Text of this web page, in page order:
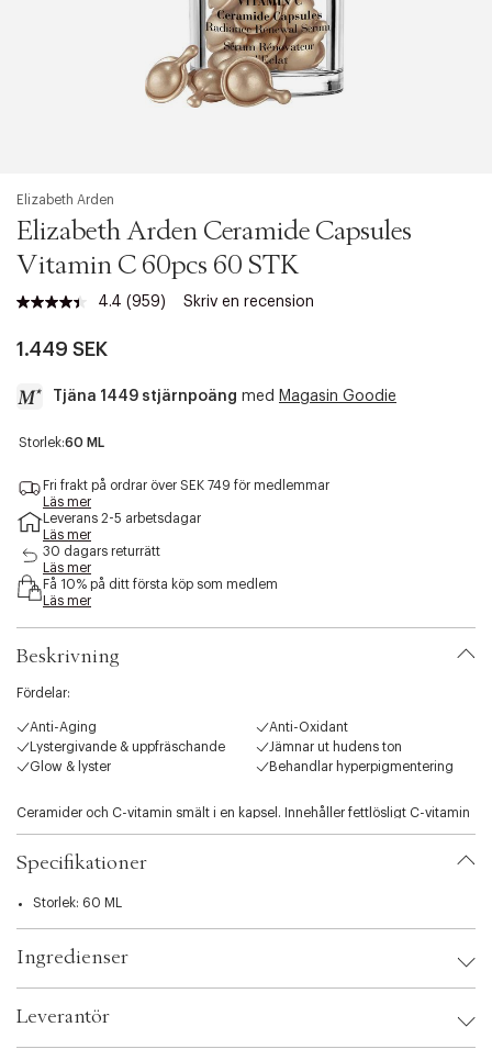
Elizabeth Arden
Elizabeth Arden Ceramide Capsules
Vitamin C 60pcs 60 STK
4.4 Läs
samma
(959) Skriv en recension
1.449 SEK
Tjäna 1449 stjärnpoäng med Magasin Goodie
a
c
s
b
i
t
.
v
a
t
i
o
.
l
t
Storlek:60 ML
Fri frakt på ordrar över SEK 749 för medlemmar
Läs mer
Leverans 2-5 arbetsdagar
Läs mer
30 dagars returrätt
Läs mer
Få 10% på ditt första köp som medlem
Läs mer
Beskrivning
Fördelar:
Anti-Aging
Anti-Oxidant
Lystergivande & uppfräschande
Jämnar ut hudens ton
Glow & lyster
Behandlar hyperpigmentering
Ceramider och C-vitamin smält i en kapsel. Innehåller fettlösligt C-vitamin
som bekämpar fria radikaler samtidigt som det ljusar upp huden.
Ceramidinnehåll stärker huden och dess fuktbarriär, vilket hjälper till att
balansera frisk Hud. Ett Serum som ger liv åt huden samtidigt som det
biologiskt nedbrytbara kapsel och ger ett fräscht och effektivt Serum och
säkerställer en exakt dos. För alla åldrar.
Specifikationer
Storlek: 60 ML
Ingredienser
Leverantör